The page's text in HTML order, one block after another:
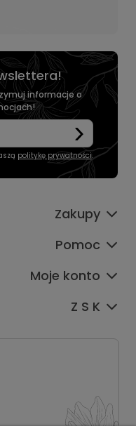
informacje o
politykę prywatności.
Zakupy
Pomoc
Moje konto
Z S K